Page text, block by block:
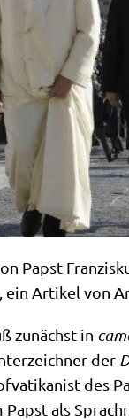
Papst
ein Arti­kel von
zunächst in
der
des
als